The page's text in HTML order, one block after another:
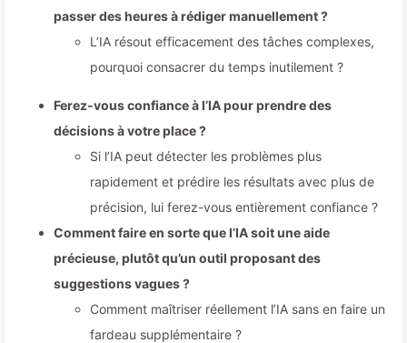
passer des heures à rédiger manuellement ?
L’IA résout efficacement des tâches complexes,
pourquoi consacrer du temps inutilement ?
Ferez-vous confiance à l’IA pour prendre des
décisions à votre place ?
Si l’IA peut détecter les problèmes plus
rapidement et prédire les résultats avec plus de
précision, lui ferez-vous entièrement confiance ?
Comment faire en sorte que l’IA soit une aide
précieuse, plutôt qu’un outil proposant des
suggestions vagues ?
Comment maîtriser réellement l’IA sans en faire un
fardeau supplémentaire ?